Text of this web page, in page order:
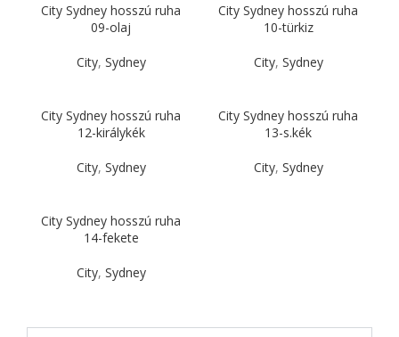
City Sydney hosszú ruha
09-olaj
City, Sydney
City Sydney hosszú ruha
10-türkiz
City, Sydney
City Sydney hosszú ruha
12-királykék
City, Sydney
City Sydney hosszú ruha
13-s.kék
City, Sydney
City Sydney hosszú ruha
14-fekete
City, Sydney